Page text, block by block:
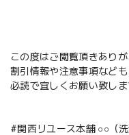
この度はご閲覧頂きあり
割引情報や注意事項など
必読で宜しくお願い致しま
#関西リユース本舗 ○○（